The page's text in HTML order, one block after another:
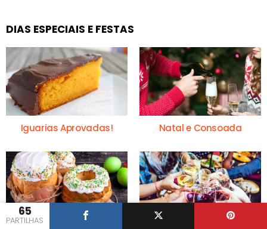
65
PARTILHAS
DIAS ESPECIAIS E FESTAS
Iguarias Aprovadas! Natal e Consoada